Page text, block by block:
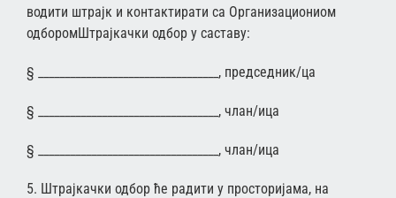
водити штрајк и контактирати са Организациониом
одборомШтрајкачки одбор у саставу:
§ __________________________________, председник/ца
§ __________________________________, члан/ица
§ __________________________________, члан/ица
5. Штрајкачки одбор ће радити у просторијама, на